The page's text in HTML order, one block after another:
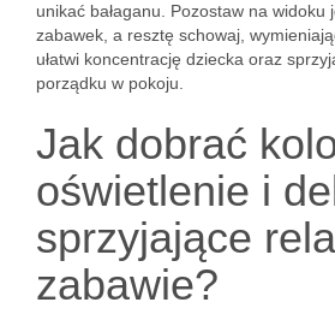
unikać bałaganu. Pozostaw na widoku
zabawek, a resztę schowaj,
ułatwi koncentrację dziecka oraz
porządku w pokoju.
Jak dobrać
oświetlenie i
sprzyjające
zabawie?